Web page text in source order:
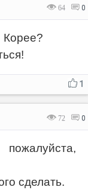
64 0
Корее?
1
72 0
сделать.